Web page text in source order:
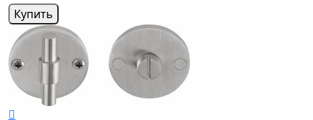
Купить